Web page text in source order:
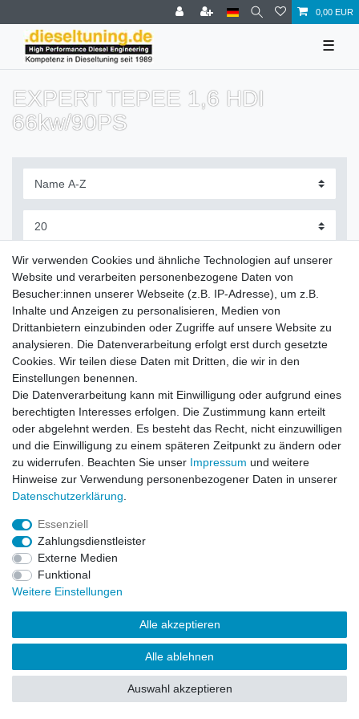
0,00 EUR
☰
EXPERT TEPEE 1,6 HDI
66kw/90PS
Filter
Zahlung und Versand
Impressum Daten­schutz­erklärung AGB
Barrierefreiheitserklärung Widerrufs­recht
Vertrag widerrufen
© Copyright 2026 | Alle Rechte vorbehalten.
Wir verwenden Cookies und ähnliche Technologien auf unserer
Website und verarbeiten personenbezogene Daten von
Besucher:innen unserer Webseite (z.B. IP-Adresse), um z.B.
Inhalte und Anzeigen zu personalisieren, Medien von
Drittanbietern einzubinden oder Zugriffe auf unsere Website zu
analysieren. Die Datenverarbeitung erfolgt erst durch gesetzte
Cookies. Wir teilen diese Daten mit Dritten, die wir in den
Einstellungen benennen.
Die Datenverarbeitung kann mit Einwilligung oder aufgrund eines
berechtigten Interesses erfolgen. Die Zustimmung kann erteilt
oder abgelehnt werden. Es besteht das Recht, nicht einzuwilligen
und die Einwilligung zu einem späteren Zeitpunkt zu ändern oder
zu widerrufen. Beachten Sie unser Impressum und weitere
Hinweise zur Verwendung personenbezogener Daten in unserer
Daten­schutz­erklärung
Essenziell
Zahlungsdienstleister
Externe Medien
Funktional
Weitere Einstellungen
Alle akzeptieren
Alle ablehnen
Auswahl akzeptieren